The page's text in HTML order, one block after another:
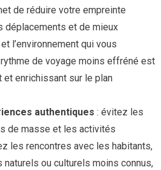
de réduire votre empreinte
déplacements et de mieux
l’environnement qui vous
de voyage moins effréné est
et enrichissant sur le plan
authentiques : évitez les
de masse et les activités
les rencontres avec les habitants,
naturels ou culturels moins connus,